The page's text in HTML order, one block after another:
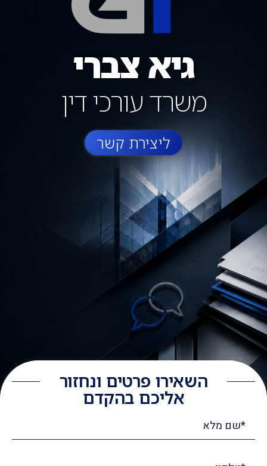
גיא צברי
משרד עורכי דין
ליצירת קשר
השאירו פרטים ונחזור
אליכם בהקדם